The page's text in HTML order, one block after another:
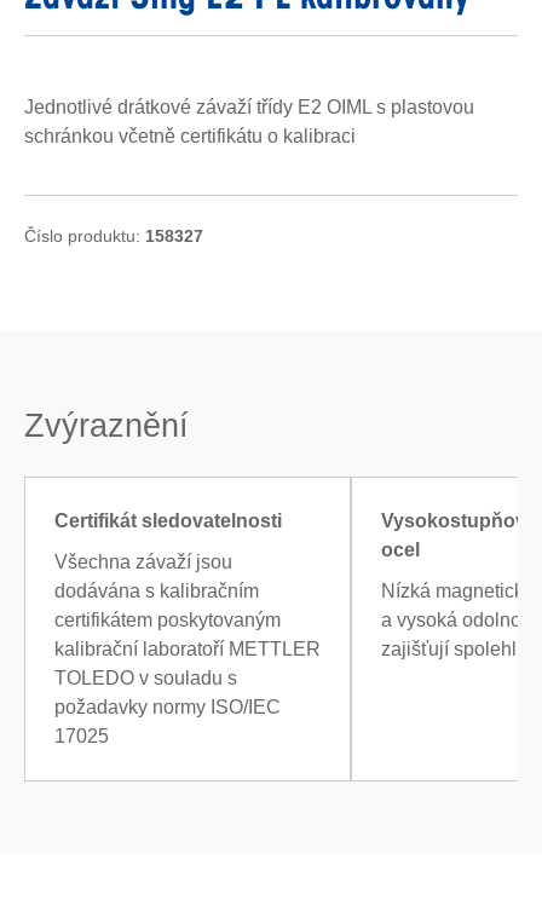
Jednotlivé drátkové závaží třídy E2 OIML s plastovou
schránkou včetně certifikátu o kalibraci
Číslo produktu: 158327
Zvýraznění
Certifikát sledovatelnosti
Všechna závaží jsou
dodávána s kalibračním
certifikátem poskytovaným
kalibrační laboratoří METTLER
TOLEDO v souladu s
požadavky normy ISO/IEC
17025
Vysokostupňová
ocel
Nízká magnetická
a vysoká odolnost
zajišťují